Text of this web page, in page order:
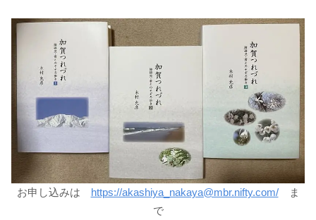
お申し込みは https://akashiya_nakaya@mbr.nifty.com/ま
で